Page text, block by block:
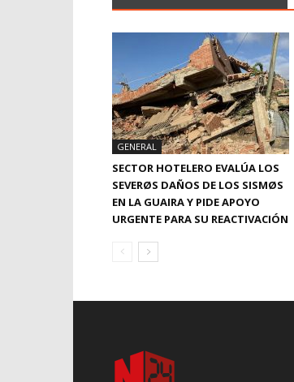
GENERAL
SECTOR HOTELERO EVALÚA LOS
SEVERØS DAÑOS DE LOS SISMØS
EN LA GUAIRA Y PIDE APOYO
URGENTE PARA SU REACTIVACIÓN